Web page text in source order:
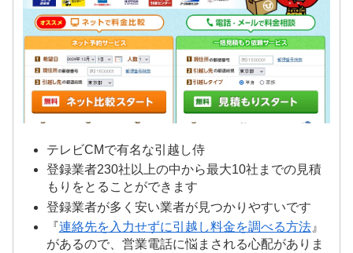
テレビCMで有名な引越し侍
登録業者230社以上の中から最大10社までの見積
もりをとることができます
登録業者が多く安い業者が見つかりやすいです
『連絡先を入力せずに引越し料金を調べる方法』
があるので、営業電話に悩まされる心配がありま